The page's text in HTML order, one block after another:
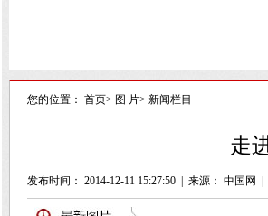
您的位置： 首页> 图 片> 新闻栏目
走
发布时间： 2014-12-11 15:27:50 来源： 中国网